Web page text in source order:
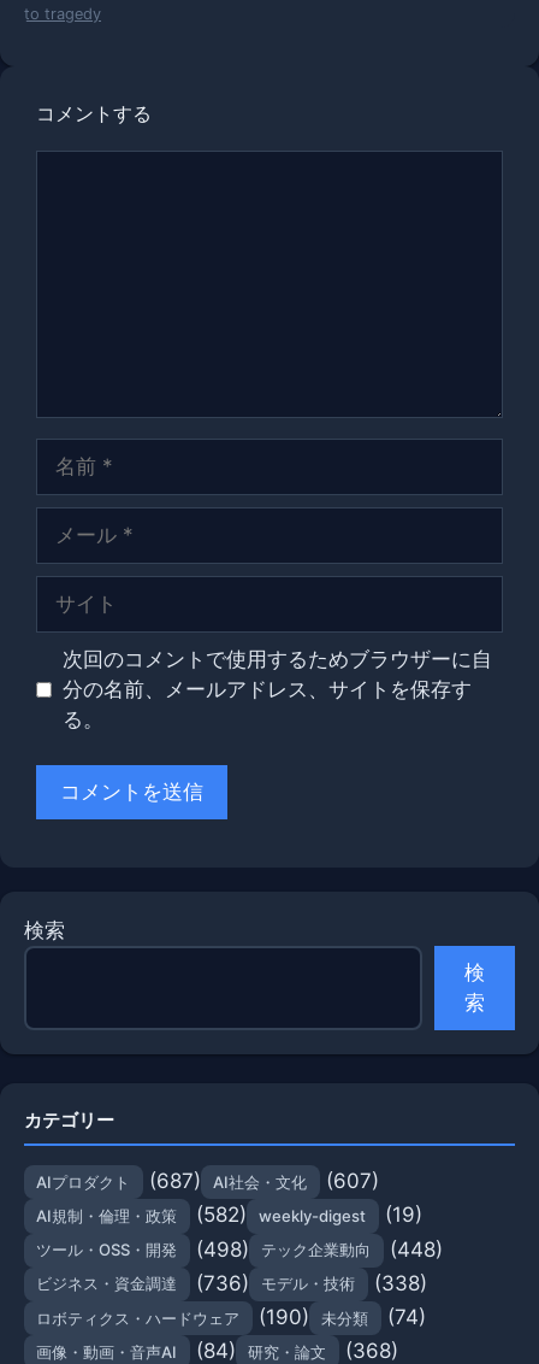
to tragedy
コメントする
ル
次回のコメントで使用するためブラウザーに自
分の名前、メールアドレス、サイトを保存す
る。
検索
検
索
カテゴリー
AIプロダクト (687) AI社会・文化 (607)
AI規制・倫理・政策 (582) weekly-digest (19)
ツール・OSS・開発 (498) テック企業動向 (448)
ビジネス・資金調達 (736) モデル・技術 (338)
ロボティクス・ハードウェア (190) 未分類 (74)
画像・動画・音声AI (84) 研究・論文 (368)